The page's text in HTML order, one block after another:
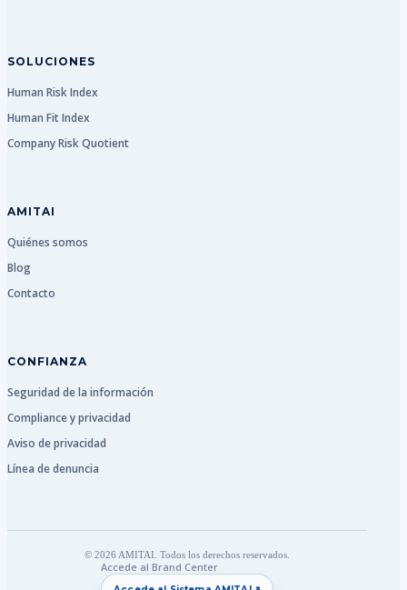
SOLUCIONES
Human Risk Index
Human Fit Index
Company Risk Quotient
AMITAI
Quiénes somos
Blog
Contacto
CONFIANZA
Seguridad de la información
Compliance y privacidad
Aviso de privacidad
Línea de denuncia
© 2026 AMITAI. Todos los derechos reservados.
Accede al Brand Center